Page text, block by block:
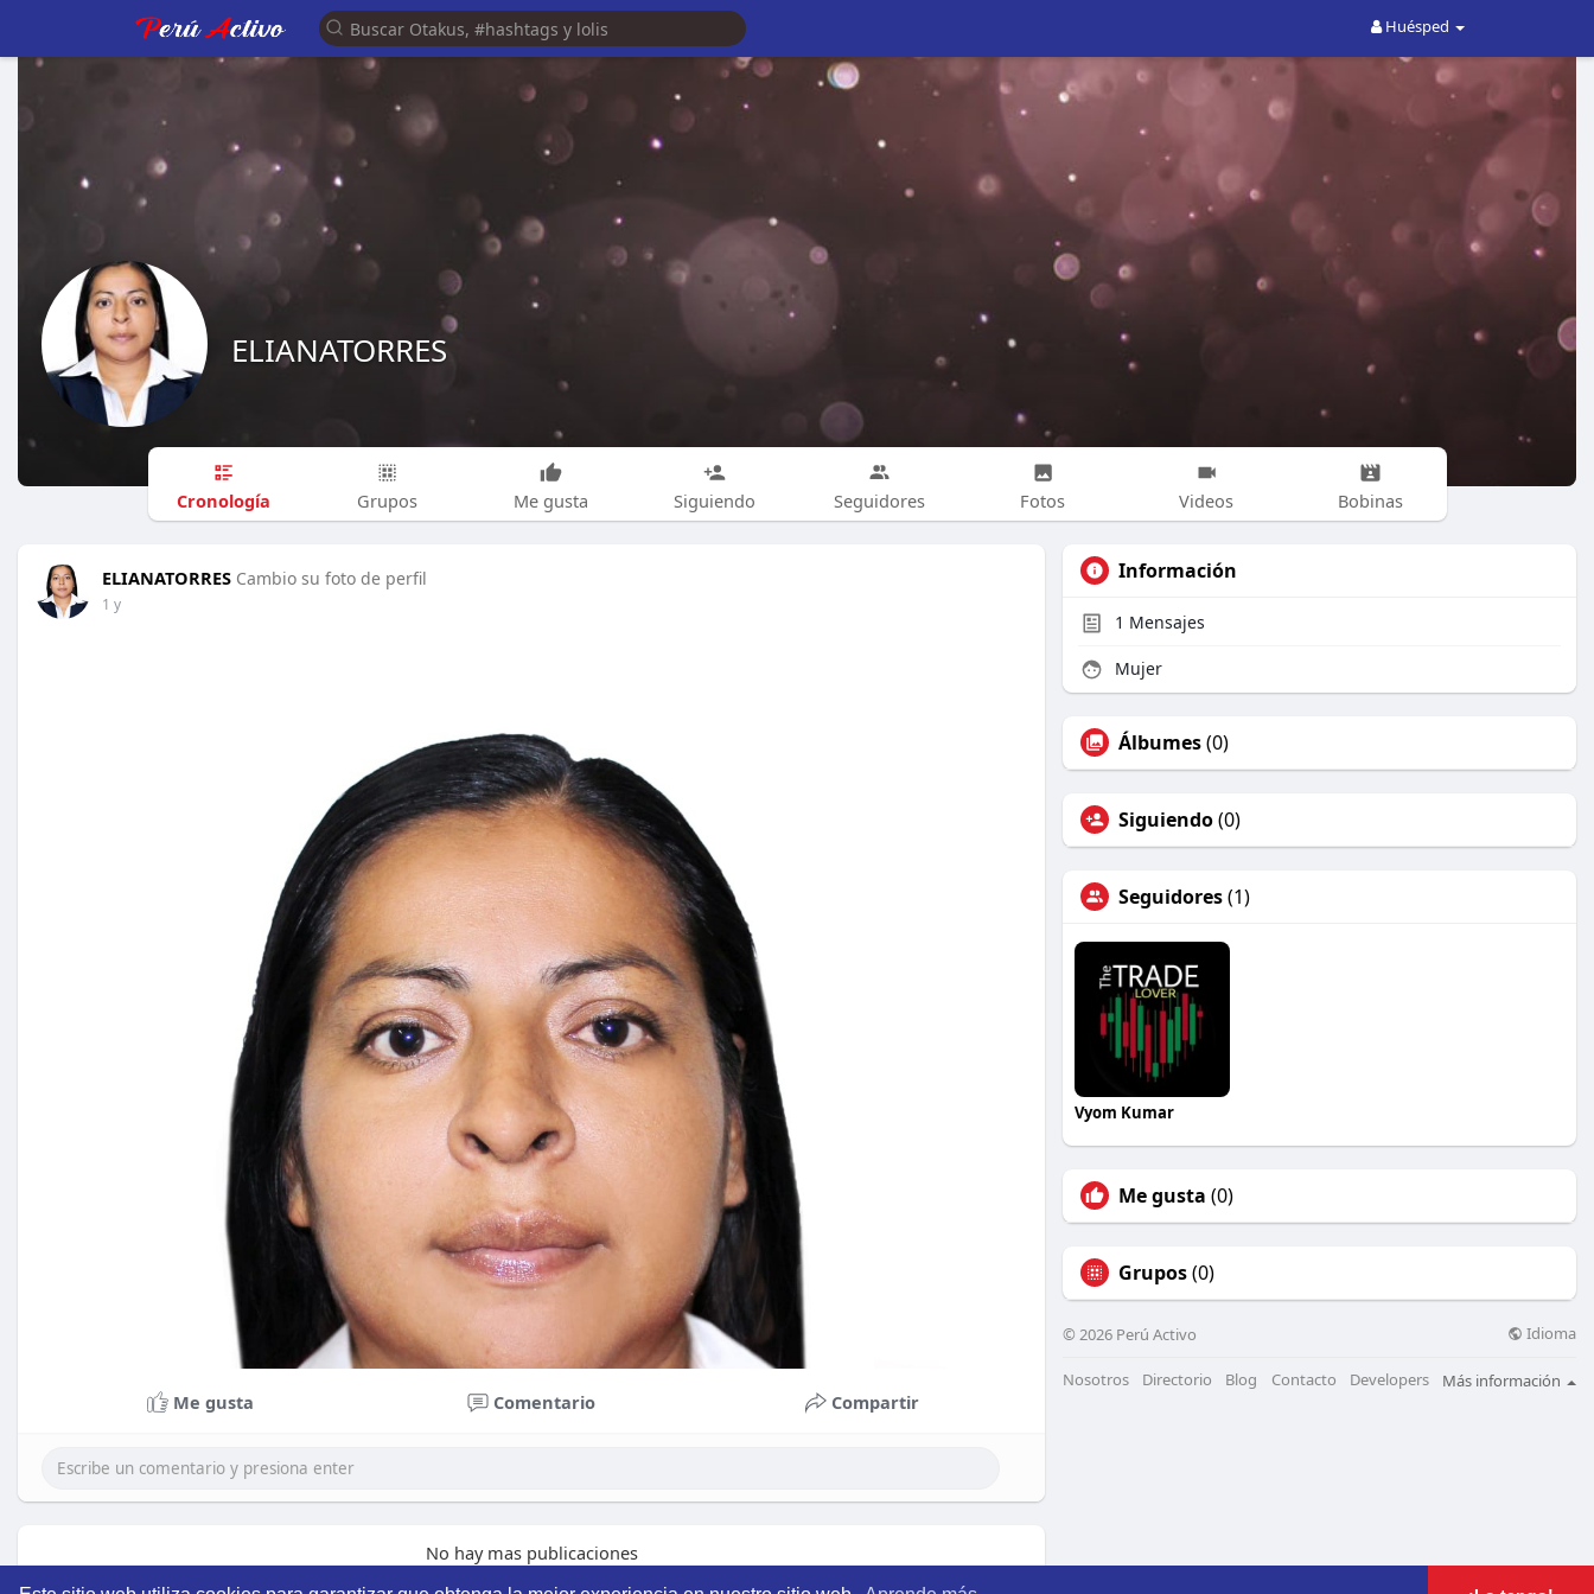
Huésped
ELIANATORRES
Cronología Grupos Me gusta Siguiendo Seguidores Fotos Videos Bobinas
ELIANATORRES Cambio su foto de perfil
1 y
Me gusta Comentario Compartir
No hay mas publicaciones
Información
1 Mensajes
Mujer
Álbumes(0)
Siguiendo(0)
Seguidores(1)
Vyom Kumar
Me gusta (0)
Grupos(0)
© 2026 Perú Activo Idioma
Nosotros Directorio Blog Contacto Developers Más información